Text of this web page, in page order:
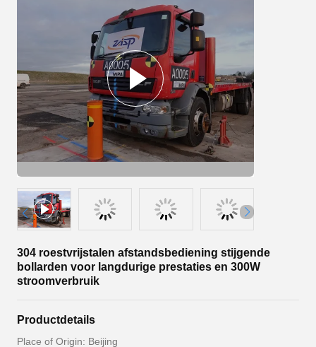
304 roestvrijstalen afstandsbediening stijgende
bollarden voor langdurige prestaties en 300W
stroomverbruik
Productdetails
Place of Origin: Beijing